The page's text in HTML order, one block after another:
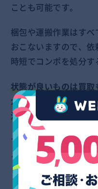
ことも可能です。
梱包や運搬作業はす
おこないますので、依
時短でコンポを処分す
状態が良いものは買
かかりますが買取金
済ませることもできま
では、お助けうさぎ
るにあたってのメリ
しましょう。